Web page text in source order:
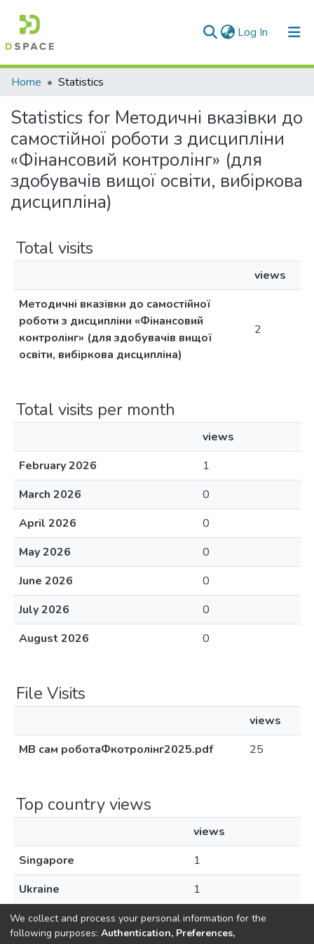
Log In (current)
Communities & Collections
All of DSpace
Home Statistics
Statistics for Методичні вказівки до
самостійної роботи з дисципліни
«Фінансовий контролінг» (для
здобувачів вищої освіти, вибіркова
дисципліна)
Total visits
views
Методичні вказівки до самостійної
роботи з дисципліни «Фінансовий
контролінг» (для здобувачів вищої
освіти, вибіркова дисципліна)
2
Total visits per month
views
February 2026
1
March 2026
0
April 2026
0
May 2026
0
June 2026
0
July 2026
0
August 2026
0
File Visits
views
МВ сам роботаФкотролінг2025.pdf
25
Top country views
views
Singapore
1
Ukraine
1
We collect and process your personal information for the
following purposes: Authentication, Preferences,